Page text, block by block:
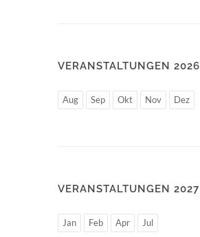
VERANSTALTUNGEN 2026
Aug Sep Okt Nov Dez
VERANSTALTUNGEN 2027
Jan Feb Apr Jul